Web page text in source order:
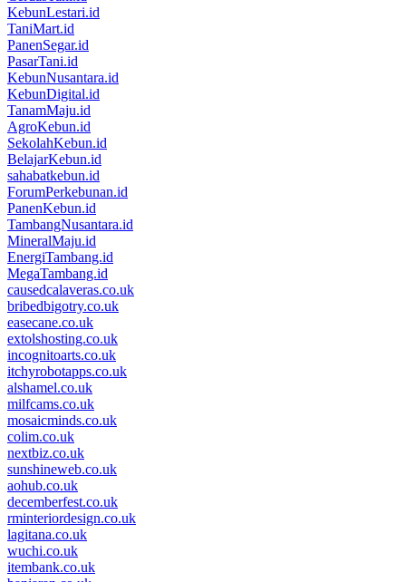
KebunLestari.id
TaniMart.id
PanenSegar.id
PasarTani.id
KebunNusantara.id
KebunDigital.id
TanamMaju.id
AgroKebun.id
SekolahKebun.id
BelajarKebun.id
sahabatkebun.id
ForumPerkebunan.id
PanenKebun.id
TambangNusantara.id
MineralMaju.id
EnergiTambang.id
MegaTambang.id
causedcalaveras.co.uk
bribedbigotry.co.uk
easecane.co.uk
extolshosting.co.uk
incognitoarts.co.uk
itchyrobotapps.co.uk
alshamel.co.uk
milfcams.co.uk
mosaicminds.co.uk
colim.co.uk
nextbiz.co.uk
sunshineweb.co.uk
aohub.co.uk
decemberfest.co.uk
rminteriordesign.co.uk
lagitana.co.uk
wuchi.co.uk
itembank.co.uk